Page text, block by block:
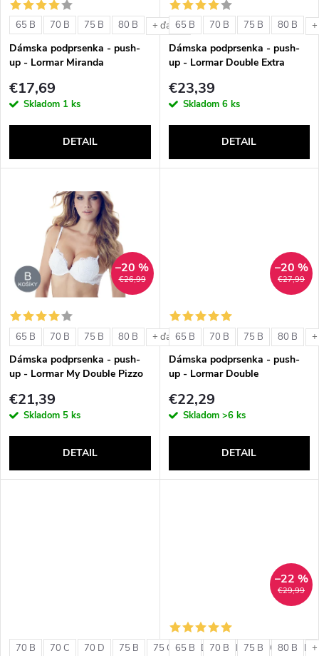
e
p
r
d
t
o
v
s
p
r
o
d
t
o
v
65 B 70 B 75 B 80 B + ďalšie
Dámska podprsenka - push-
up - Lormar Miranda
€17,69
Skladom 1 ks
DETAIL
65 B 70 B 75 B 80 B
Dámska podprsenka - push-
up - Lormar Double Extra
€23,39
Skladom 6 ks
DETAIL
€26,99
–20 %
65 B 70 B 75 B 80 B + ďalšie
Dámska podprsenka - push-
up - Lormar My Double Pizzo
€21,39
Skladom 5 ks
DETAIL
€27,99
–20 %
65 B 70 B 75 B 80 B
Dámska podprsenka - push-
up - Lormar Double
€22,29
Skladom >6 ks
DETAIL
70 B 70 C 70 D 75 B 75 C 75 D 80 B 80 C 80 D
€29,99
–22 %
65 B 70 B 75 B 80 B